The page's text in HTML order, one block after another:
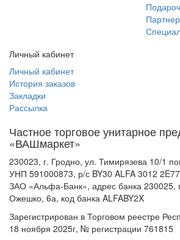
Личный кабинет
Личный кабинет
История заказов
Закладки
Рассылка
Частное торговое унитарное
«ВАШмаркет»
230023, г. Гродно, ул. Тимирязева 10/1
УНП 591000873, р/с BY30 ALFA 3012
ЗАО «Альфа-Банк», адрес банка 230025,
Ожешко, 6а, код банка ALFABY2X
Зарегистрирован в Торговом реестре
18 ноября 2025г, № регистрации 761815